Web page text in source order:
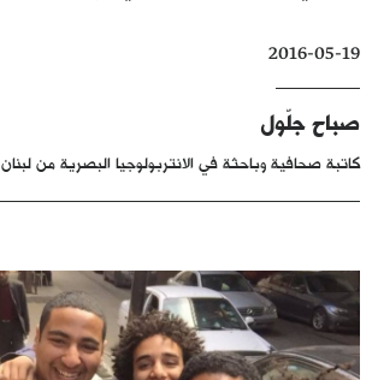
بالصورة
كتّابنا
الأرشيف
2016-05-19
صباح جلّول
كاتبة صحافية وباحثة في الانتربولوجيا البصرية من لبنان